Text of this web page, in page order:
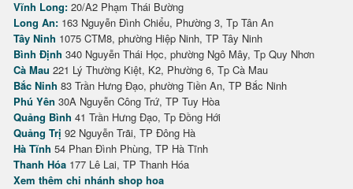
Vĩnh Long: 20/A2 Phạm Thái Bường
Long An: 163 Nguyễn Đình Chiểu, Phường 3, Tp Tân An
Tây Ninh 1075 CTM8, phường Hiệp Ninh, TP Tây Ninh
Bình Định 340 Nguyễn Thái Học, phường Ngô Mây, Tp Quy Nhơn
Cà Mau 221 Lý Thường Kiệt, K2, Phường 6, Tp Cà Mau
Bắc Ninh 83 Trần Hưng Đạo, phường Tiền An, TP Bắc Ninh
Phú Yên 30A Nguyễn Công Trứ, TP Tuy Hòa
Quảng Bình 41 Trần Hưng Đạo, Tp Đồng Hới
Quảng Trị 92 Nguyễn Trãi, TP Đông Hà
Hà Tĩnh 54 Phan Đình Phùng, TP Hà Tĩnh
Thanh Hóa 177 Lê Lai, TP Thanh Hóa
Xem thêm chi nhánh shop hoa